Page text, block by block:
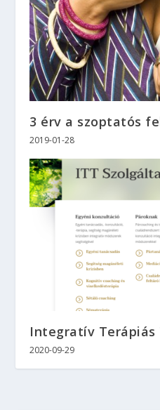
3 érv a szoptatós
2019-01-28
Integratív Terápiás
2020-09-29